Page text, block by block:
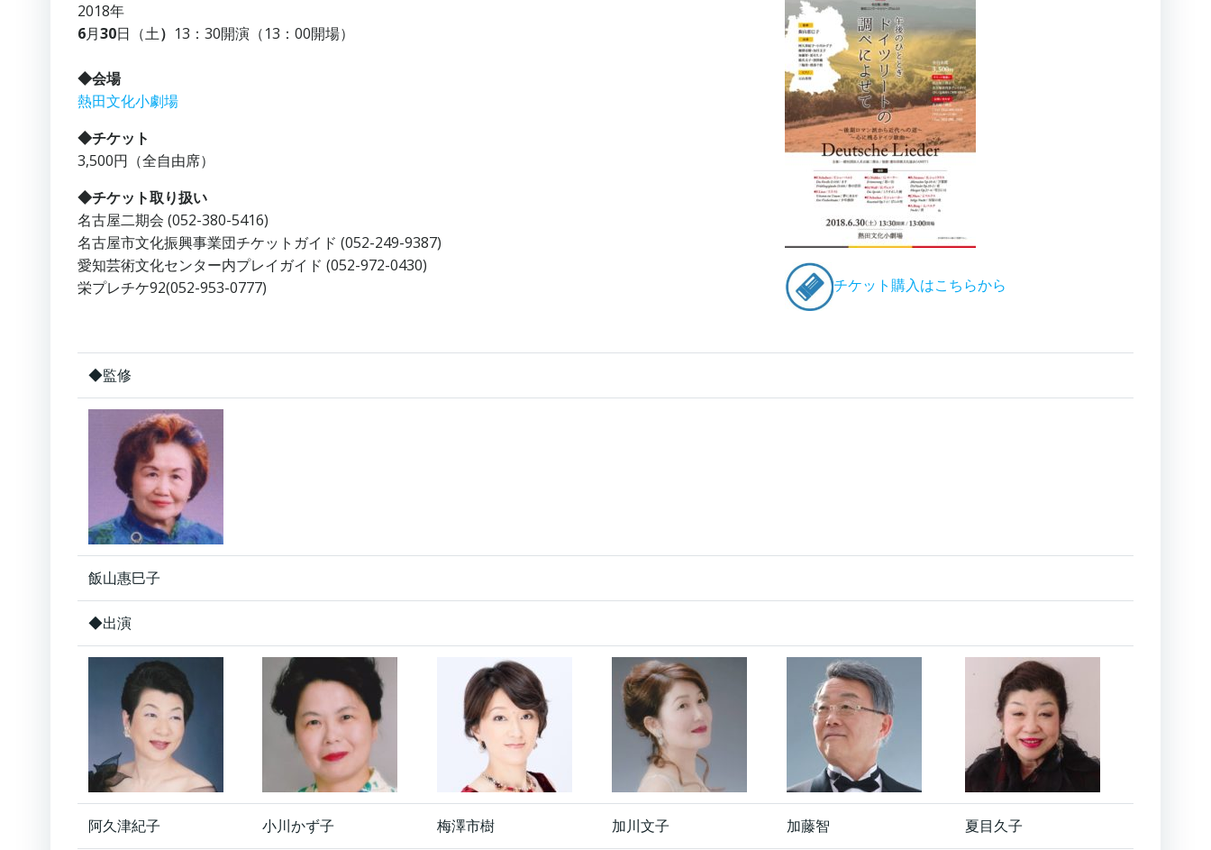
2018年
6月30日（土） 13：30開演（13：00開場）
◆会場
熱田文化小劇場
◆チケット
3,500円（全自由席）
◆チケット取り扱い
名古屋二期会 (052-380-5416)
名古屋市文化振興事業団チケットガイド (052-249-9387)
愛知芸術文化センター内プレイガイド (052-972-0430)
栄プレチケ92(052-953-0777)
チケット購入はこちらから
◆監修
飯山惠巳子
◆出演
阿久津紀子 小川かず子 梅澤市樹 加川文子 加藤智 夏目久子